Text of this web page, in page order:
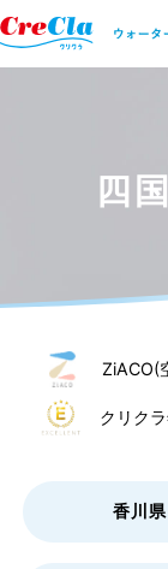
四
ZiACO(
クリク
香川県